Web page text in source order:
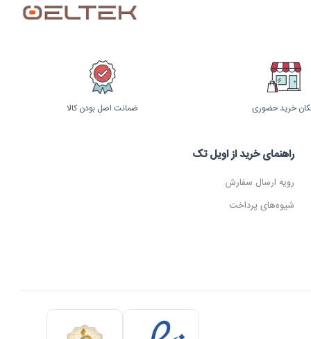
خرید حضوری ضمانت اصل بودن کالا
راهنمای خرید از اویل تک
رویه ارسال سفارش
شیوه‌های پرداخت